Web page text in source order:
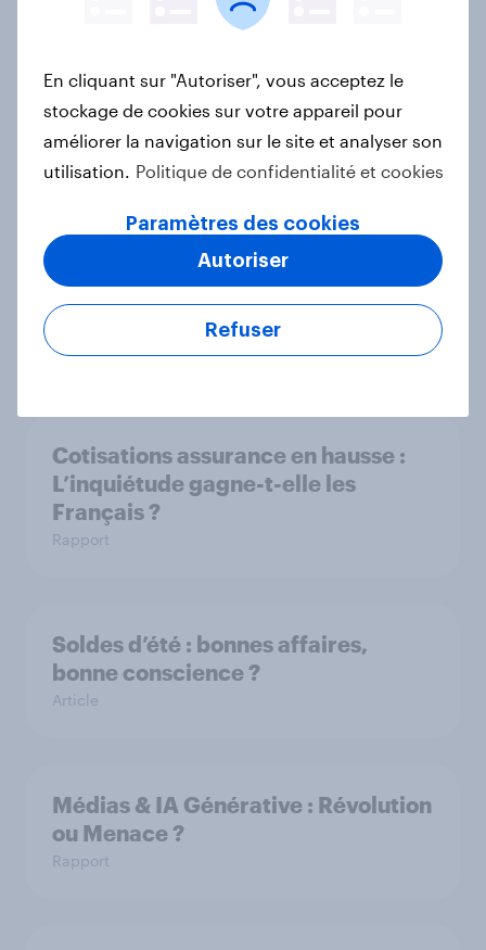
Découvrez les comportements et
attentes des jeunes générations en
France
Article
Rentrée scolaire 2025 : Les
Français profitent-ils de cette
période pour faire des achats ?
Article
Cotisations assurance en hausse :
L’inquiétude gagne-t-elle les
Français ?
Rapport
Soldes d’été : bonnes affaires,
bonne conscience ?
Article
Médias & IA Générative : Révolution
ou Menace ?
Rapport
En cliquant sur "Autoriser", vous acceptez le
stockage de cookies sur votre appareil pour
améliorer la navigation sur le site et analyser son
utilisation. Politique de confidentialité et cookies
Paramètres des cookies
Refuser
Autoriser